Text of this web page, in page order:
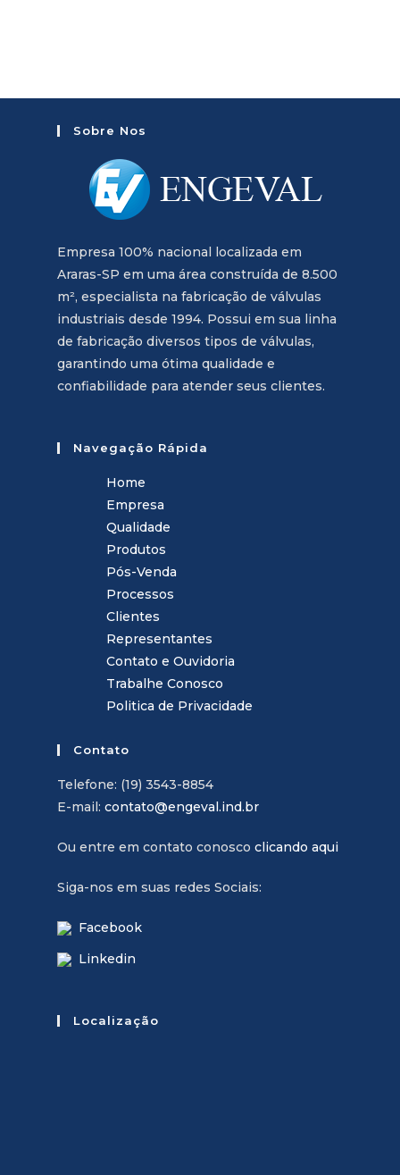
Sobre Nos
Empresa 100% nacional localizada em
Araras-SP em uma área construída de 8.500
m², especialista na fabricação de válvulas
industriais desde 1994. Possui em sua linha
de fabricação diversos tipos de válvulas,
garantindo uma ótima qualidade e
confiabilidade para atender seus clientes.
Navegação Rápida
Home
Empresa
Qualidade
Produtos
Pós-Venda
Processos
Clientes
Representantes
Contato e Ouvidoria
Trabalhe Conosco
Politica de Privacidade
Contato
Telefone: (19) 3543-8854
E-mail:contato@engeval.ind.br
Ou entre em contato conoscoclicando aqui
Siga-nos em suas redes Sociais:
Facebook
Linkedin
Localização